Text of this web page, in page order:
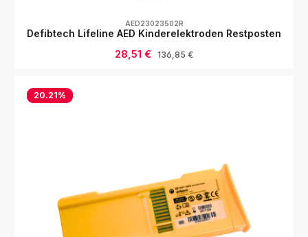
AED23023502R
Defibtech Lifeline AED Kinderelektroden Restposten
Verkaufspreis:
28,51 € Regulärer Preis:
136,85 €
20.21%